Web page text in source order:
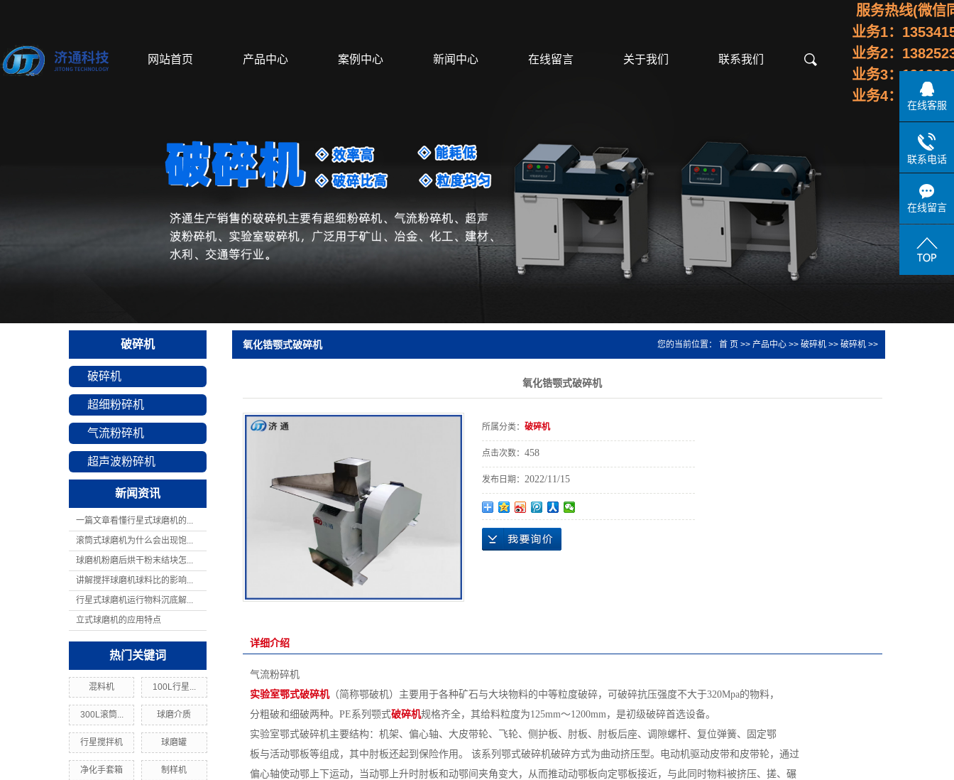
网站首页 产品中心
搅拌混料机
高速分散乳化机
行星搅拌脱泡机
新能源实验设备
篮式研磨机
砂磨机
超细粉碎机
气流粉碎机
研磨仪
组织研磨仪
土壤破碎研磨仪
振动研磨仪
电热鼓风干燥箱
喷雾干燥机
手套箱
不锈钢真空手套箱
亚克力手套箱
净化箱
厌氧箱
真空柜
粉体输送
粉体筛分机
案例中心
技术实力
新闻中心
技术知识
在线留言 关于我们 联系我们
服务热线(微信
业务1：
业务2：
业务3：
业务4：
破碎机
破碎机
超细粉碎机
气流粉碎机
超声波粉碎机
新闻资讯
一篇文章看懂行星式球磨机的...
滚筒式球磨机为什么会出现饱...
球磨机粉磨后烘干粉末结块怎...
讲解搅拌球磨机球料比的影响...
行星式球磨机运行物料沉底解...
立式球磨机的应用特点
热门关键词
混料机 100L行星...
300L滚筒... 球磨介质
行星搅拌机 球磨罐
净化手套箱 制样机
氧化锆颚式破碎机 您的当前位置： 首 页 >> 产品中心 >> 破碎机 >> 破碎机 >>
氧化锆颚式破碎机
所属分类： 破碎机
点击次数： 458
发布日期： 2022/11/15
详细介绍
气流粉碎机
实验室鄂式破碎机（简称鄂破机）主要用于各种矿石与大块物料的中等粒度破碎，可破碎抗压强度不大于320Mpa的物料，
分粗破和细破两种。PE系列颚式破碎机规格齐全，其给料粒度为125mm～1200mm，是初级破碎首选设备。
实验室鄂式破碎机主要结构：机架、偏心轴、大皮带轮、飞轮、侧护板、肘板、肘板后座、调隙螺杆、复位弹簧、固定鄂
板与活动鄂板等组成，其中肘板还起到保险作用。 该系列鄂式破碎机破碎方式为曲动挤压型。电动机驱动皮带和皮带轮，通过
偏心轴使动鄂上下运动，当动鄂上升时肘板和动鄂间夹角变大，从而推动动鄂板向定鄂板接近，与此同时物料被挤压、搓、碾
在线客服
联系电话
在线留言